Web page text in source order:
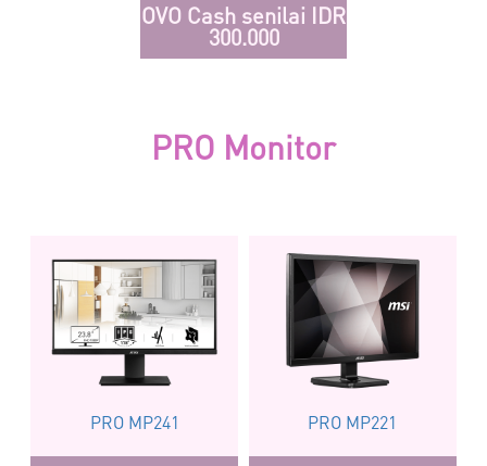
OVO Cash senilai IDR
300.000
PRO Monitor
PRO MP241 PRO MP221